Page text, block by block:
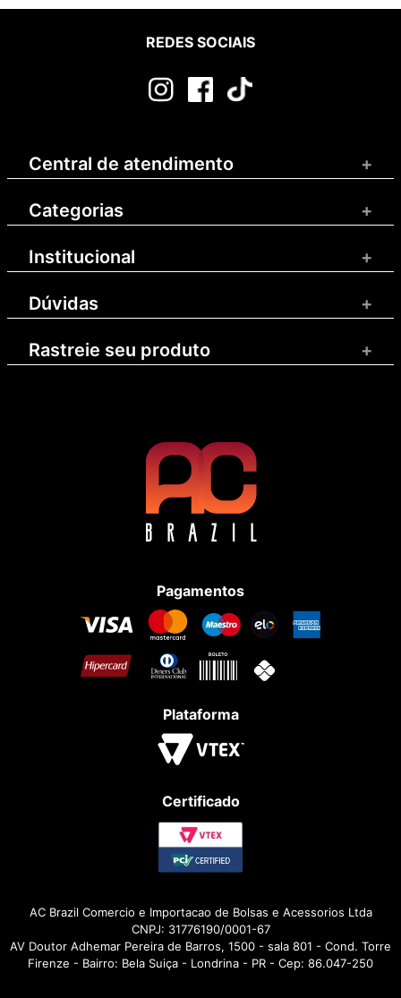
REDES SOCIAIS
Central de atendimento +
Categorias +
Institucional +
Dúvidas +
Rastreie seu produto +
Pagamentos
Plataforma
Certificado
AC Brazil Comercio e Importacao de Bolsas e Acessorios Ltda
CNPJ: 31776190/0001-67
AV Doutor Adhemar Pereira de Barros, 1500 - sala 801 - Cond. Torre
Firenze - Bairro: Bela Suiça - Londrina - PR - Cep: 86.047-250